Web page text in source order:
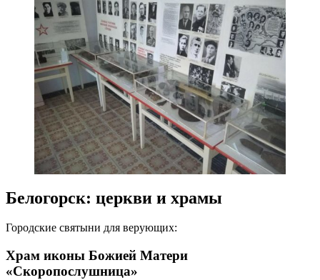
Белогорск: церкви и храмы
Городские святыни для верующих:
Храм иконы Божией Матери
«Скоропослушница»